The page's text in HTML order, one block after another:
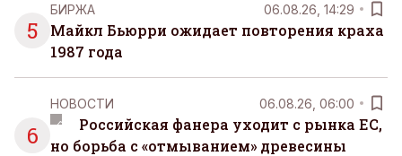
5
БИРЖА 06.08.26, 14:29
Майкл Бьюрри ожидает повторения краха
1987 года
6
НОВОСТИ 06.08.26, 06:00
Российская фанера уходит с рынка ЕС,
но борьба с «отмыванием» древесины